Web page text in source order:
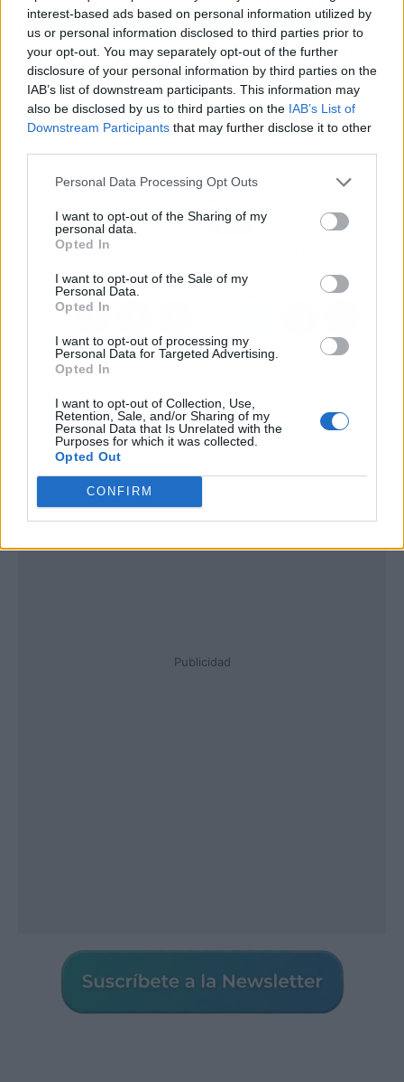
interest-based ads based on personal information utilized by
us or personal information disclosed to third parties prior to
your opt-out. You may separately opt-out of the further
disclosure of your personal information by third parties on the
IAB’s list of downstream participants. This information may
also be disclosed by us to third parties on the IAB’s List of
Downstream Participants that may further disclose it to other
Personal Data Processing Opt Outs
I want to opt-out of the Sharing of my
personal data.
Opted In
I want to opt-out of the Sale of my
Personal Data.
Opted In
I want to opt-out of processing my
Personal Data for Targeted Advertising.
Opted In
I want to opt-out of Collection, Use,
Retention, Sale, and/or Sharing of my
Personal Data that Is Unrelated with the
Purposes for which it was collected.
Opted Out
CONFIRM
más completos, capaces de ofrecer todas estas
ventajas. En su página web, se puede encontrar
mucha más información sobre este, así como
canales directos para contactar con sus
profesionales y realizar cualquier consulta
necesaria.
Las ventajas que ofrece
el SOC de Auditech
Ternera del Bajo
Tormes, carne de
Publicidad